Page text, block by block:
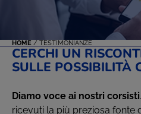
HOME / TESTIMONIANZE
CERCHI UN
SULLE POSSIBILITÀ
Diamo voce ai nostri corsisti
ricevuti la più preziosa fonte